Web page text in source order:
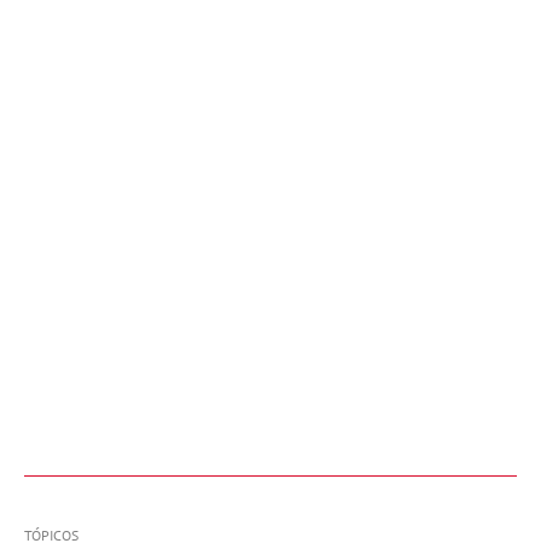
TÓPICOS